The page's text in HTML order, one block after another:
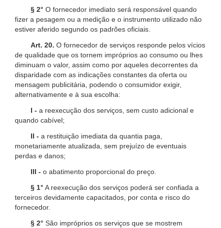
§ 2° O fornecedor imediato será responsável quando
fizer a pesagem ou a medição e o instrumento utilizado não
estiver aferido segundo os padrões oficiais.
Art. 20. O fornecedor de serviços responde pelos vícios
de qualidade que os tornem impróprios ao consumo ou lhes
diminuam o valor, assim como por aqueles decorrentes da
disparidade com as indicações constantes da oferta ou
mensagem publicitária, podendo o consumidor exigir,
alternativamente e à sua escolha:
I - a reexecução dos serviços, sem custo adicional e
quando cabível;
II - a restituição imediata da quantia paga,
monetariamente atualizada, sem prejuízo de eventuais
perdas e danos;
III - o abatimento proporcional do preço.
§ 1° A reexecução dos serviços poderá ser confiada a
terceiros devidamente capacitados, por conta e risco do
fornecedor.
§ 2° São impróprios os serviços que se mostrem